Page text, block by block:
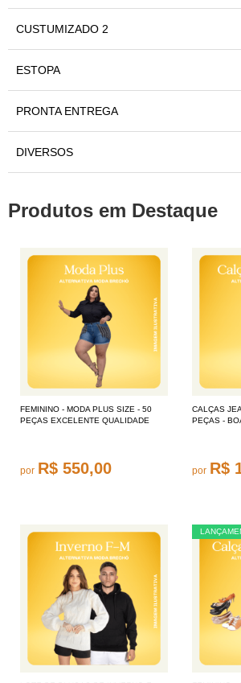
CUSTUMIZADO 2
ESTOPA
PRONTA ENTREGA
DIVERSOS
Produtos em Destaque
FEMININO - MODA PLUS SIZE - 50
PEÇAS EXCELENTE QUALIDADE
por R$ 550,00
CALÇAS
PEÇAS -
por R$